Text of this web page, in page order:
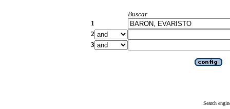
Buscar
1
2
3
Search